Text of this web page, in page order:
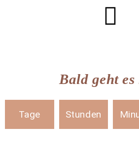
Bald geht es
Tage Stunden